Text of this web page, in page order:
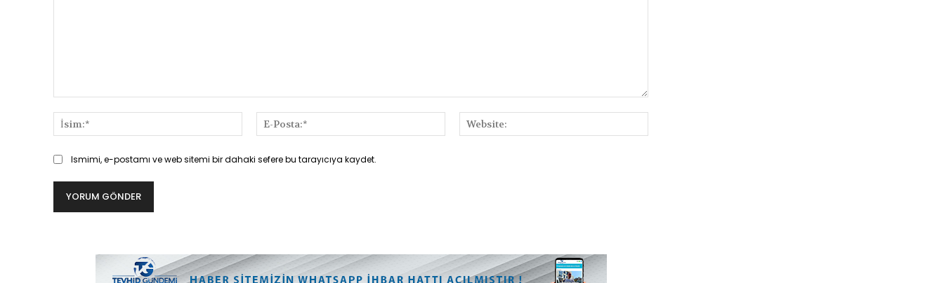
İsim:*
Posta:*
Ismimi, e-postamı ve web sitemi bir dahaki sefere bu tarayıcıya kaydet.